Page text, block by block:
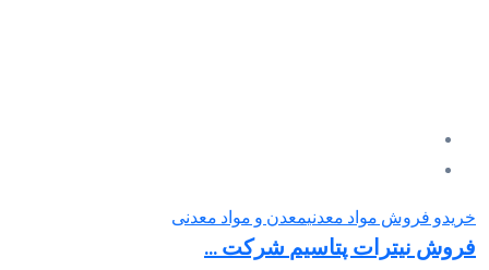
خریدو فروش مواد معدنیمعدن و مواد معدنی
فروش نیترات پتاسیم‎ شرکت ...